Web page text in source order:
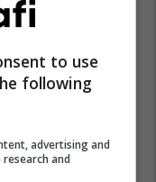
to use
following
advertising and
and